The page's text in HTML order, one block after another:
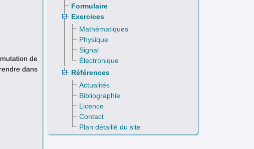
Formulaire
Exercices
Mathématiques
Physique
Signal
Électronique
Références
Actualités
Bibliographie
Licence
Contact
Plan détaillé du site
de
dans